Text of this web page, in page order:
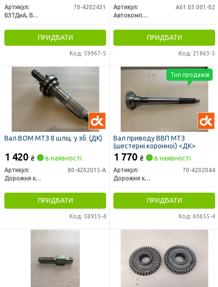
Артикул:
70-4202431
БЗТДиА, Беларусь
ПРИДБАТИ
Код: 59967-5
Артикул:
А61.03.001-02
Автокомплект ТД (Евро-Лан Трейд)
ПРИДБАТИ
Код: 21863-5
Вал ВОМ МТЗ 8 шліц. у зб. (ДК)
1 420 ₴ в наявності
Артикул:
80-4202015-А
Дорожня карта
ПРИДБАТИ
Код: 58935-4
Вал приводу ВВП МТЗ
(шестерні коронної) <ДК>
1 770 ₴ в наявності
Артикул:
70-4202044
Дорожня карта
ПРИДБАТИ
Код: 60655-4
Топ продажів